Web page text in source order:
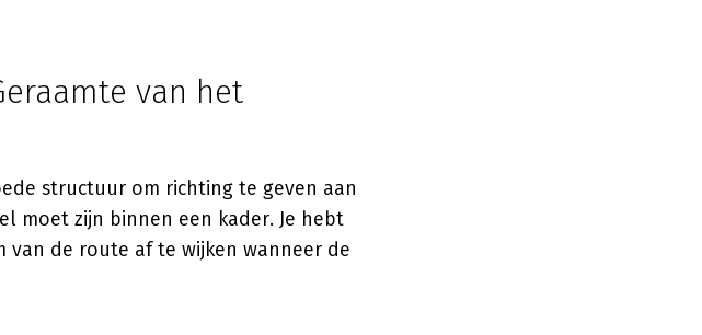
van het
structuur om richting te geven aan
moet zijn binnen een kader. Je hebt
de route af te wijken wanneer de